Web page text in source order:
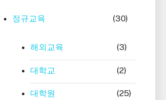
정규교육 (30)
해외교육 (3)
대학교 (2)
대학원 (25)